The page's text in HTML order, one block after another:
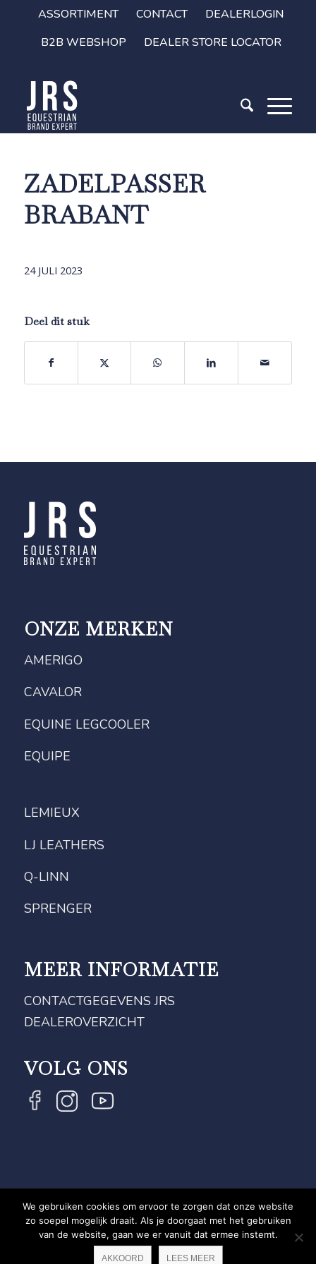
ASSORTIMENT CONTACT
DEALERLOGIN
B2B WEBSHOP
DEALER STORE LOCATOR
ZADELPASSER
BRABANT
24 JULI 2023
Deel dit stuk
ONZE MERKEN
AMERIGO
CAVALOR
EQUINE LEGCOOLER
EQUIPE
LEMIEUX
LJ LEATHERS
Q-LINN
SPRENGER
MEER INFORMATIE
CONTACTGEGEVENS JRS
DEALEROVERZICHT
VOLG ONS
COPYRIGHT JRS - EQUESTRIAN BRAND EXPERT -
PRIVACYVERKLARING
WEBSITE DOOR NEWMORE
We gebruiken cookies om ervoor te zorgen dat onze website
zo soepel mogelijk draait. Als je doorgaat met het gebruiken
van de website, gaan we er vanuit dat ermee instemt.
AKKOORD LEES MEER